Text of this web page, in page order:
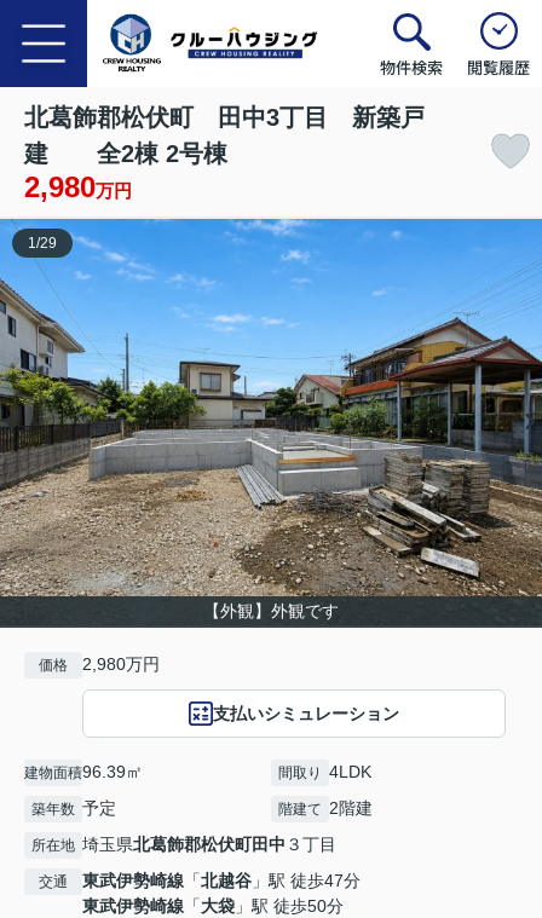
物件検索 閲覧履歴
北葛飾郡松伏町 田中3丁目 新築戸
建 全2棟 2号棟
2,980万円
【外観】外観です
1 /29
価格 2,980万円
支払いシミュレーション
建物面積96.39㎡ 間取り 4LDK
築年数 予定 階建て 2階建
所在地 埼玉県北葛飾郡松伏町田中 ３丁目
交通 東武伊勢崎線 「北越谷 」駅 徒歩47分
東武伊勢崎線 「大袋 」駅 徒歩50分